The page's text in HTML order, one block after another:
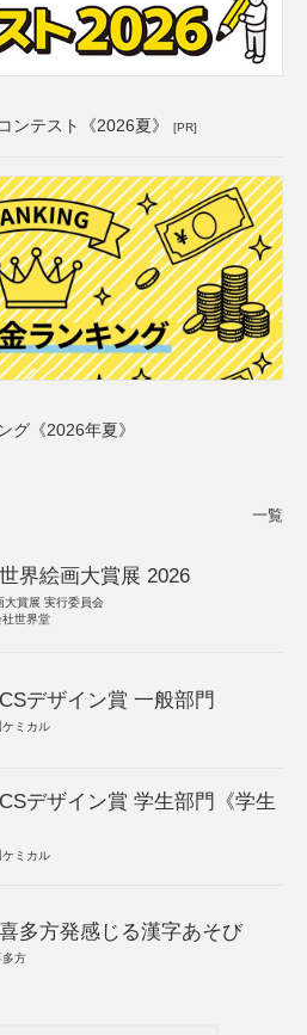
ンテスト《2026夏》 [PR]
グ《2026年夏》
一覧
界絵画大賞展 2026
大賞展 実行委員会
世界堂
デザイン賞 一般部門
ミカル
デザイン賞 学生部門《学生
ミカル
多方発感じる漢字あそび
多方